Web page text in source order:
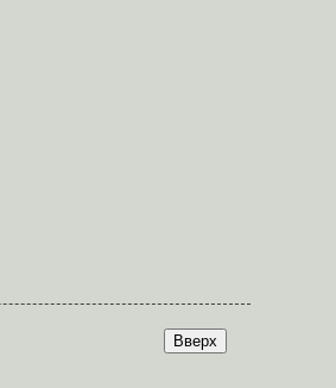
Вверх